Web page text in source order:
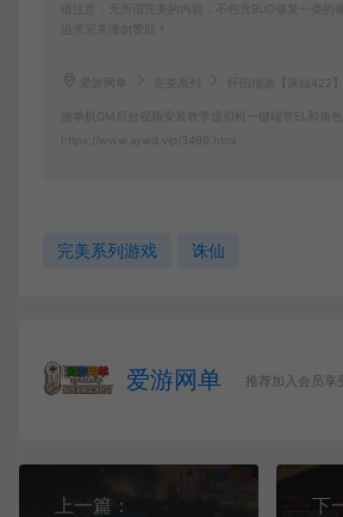
请注意：无所谓完美的内容，不包含BUG修复一类的
追求完美请勿赞助！
爱游网单 完美系列 怀旧端游【诛仙422
游单机GM后台视频安装教学虚拟机一键端带EL和角
https://www.aywd.vip/3499.html
完美系列游戏 诛仙
爱游网单 推荐加入会员享
上一篇：
下